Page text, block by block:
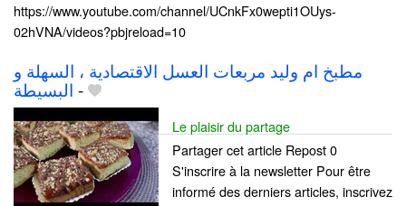
https://www.youtube.com/channel/UCnkFx0wepti1OUys-
02hVNA/videos?pbjreload=10
مطبخ ام وليد مربعات العسل الاقتصادية ، السهلة و
البسيطة -
Le plaisir du partage
Partager cet article Repost 0
S'inscrire à la newsletter Pour être
informé des derniers articles, inscrivez